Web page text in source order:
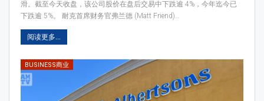
滑。截至今天收盘，该公司股价在盘后交易中下跌逾 4%，今年迄今已
下跌逾 5%。 耐克首席财务官弗兰德 (Matt Friend)…
阅读更多...
BUSINESS商业